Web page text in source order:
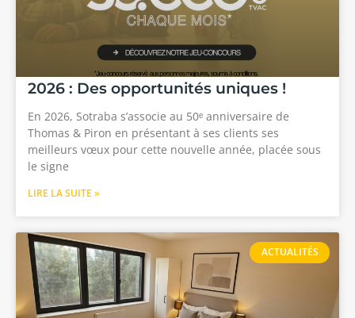
2026 : Des opportunités uniques !
En 2026, Sotraba s’associe au 50ᵉ anniversaire de
Thomas & Piron en présentant à ses clients ses
meilleurs vœux pour cette nouvelle année, placée sous
le signe
LIRE LA SUITE »
ACTUALITÉS